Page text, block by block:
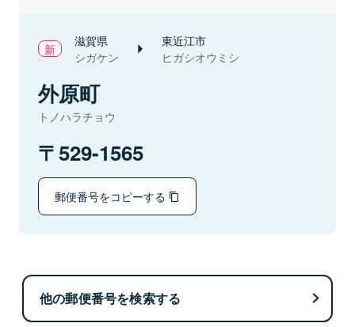
滋賀県
シガケン
東近江市
ヒガシオウミシ
外原町
トノハラチョウ
529-1565
郵便番号をコピーする
他の郵便番号を検索する